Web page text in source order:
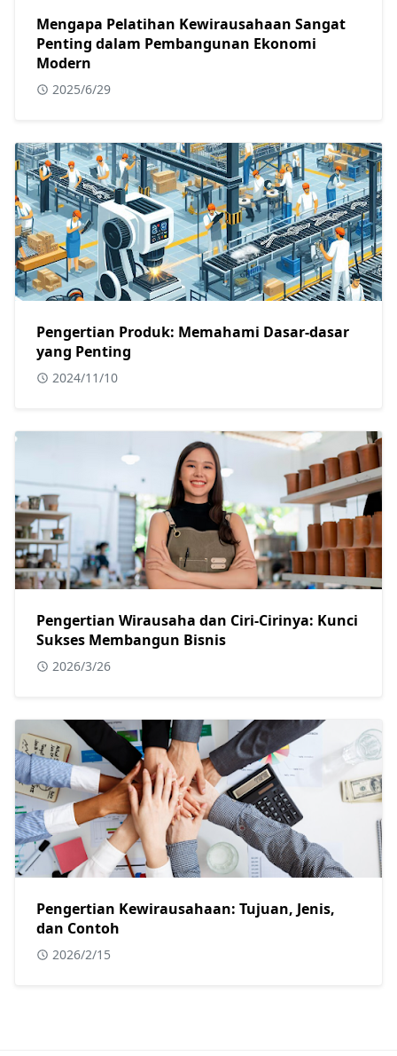
Mengapa Pelatihan Kewirausahaan Sangat
Penting dalam Pembangunan Ekonomi
Modern
2025/6/29
Pengertian Produk: Memahami Dasar-dasar
yang Penting
2024/11/10
Pengertian Wirausaha dan Ciri-Cirinya: Kunci
Sukses Membangun Bisnis
2026/3/26
Pengertian Kewirausahaan: Tujuan, Jenis,
dan Contoh
2026/2/15